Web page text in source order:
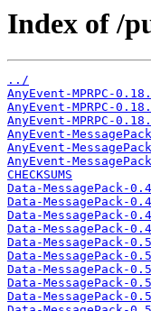
Index of /
../
AnyEvent-MPRPC-
AnyEvent-MPRPC-
AnyEvent-MPRPC-
AnyEvent-
AnyEvent-
AnyEvent-
CHECKSUMS
Data-MessagePack-
Data-MessagePack-
Data-MessagePack-
Data-MessagePack-
Data-MessagePack-
Data-MessagePack-
Data-MessagePack-
Data-MessagePack-
Data-MessagePack-